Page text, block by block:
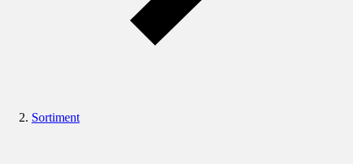
Sortiment